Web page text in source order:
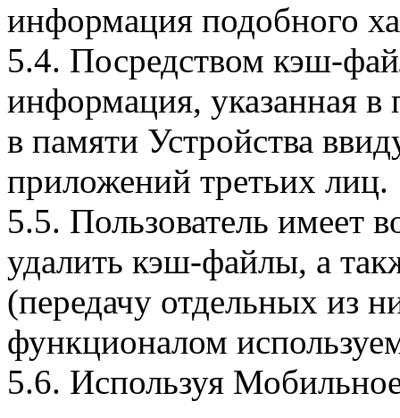
информация подобного
5.4. Посредством кэш-
информация, указанная в
в памяти Устройства
приложений третьих лиц.
5.5. Пользователь имеет
удалить кэш-файлы, а
(передачу отдельных из
функционалом
5.6. Используя